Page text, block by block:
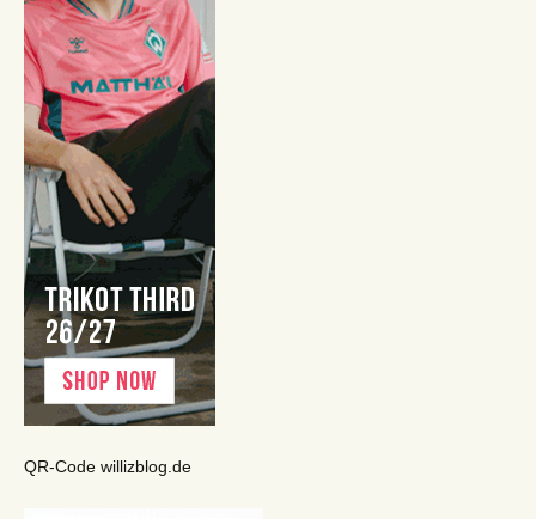
QR-Code willizblog.de